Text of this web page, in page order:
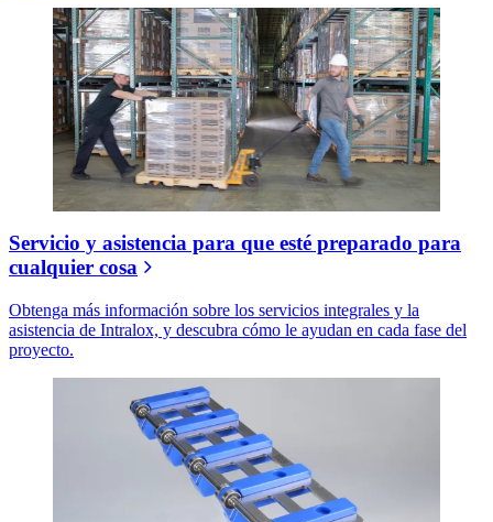
Servicio y asistencia para que esté preparado para
cualquier cosa
Obtenga más información sobre los servicios integrales y la
asistencia de Intralox, y descubra cómo le ayudan en cada fase del
proyecto.